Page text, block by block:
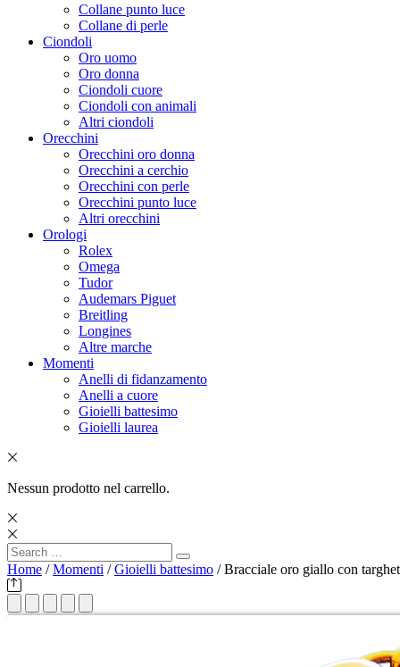
Collane punto luce
Collane di perle
Ciondoli
Oro uomo
Oro donna
Ciondoli cuore
Ciondoli con animali
Altri ciondoli
Orecchini
Orecchini oro donna
Orecchini a cerchio
Orecchini con perle
Orecchini punto luce
Altri orecchini
Orologi
Rolex
Omega
Tudor
Audemars Piguet
Breitling
Longines
Altre marche
Momenti
Anelli di fidanzamento
Anelli a cuore
Gioielli battesimo
Gioielli laurea
Nessun prodotto nel carrello.
Search
for:
Search
Home /Momenti /Gioielli battesimo / Bracciale oro giallo con